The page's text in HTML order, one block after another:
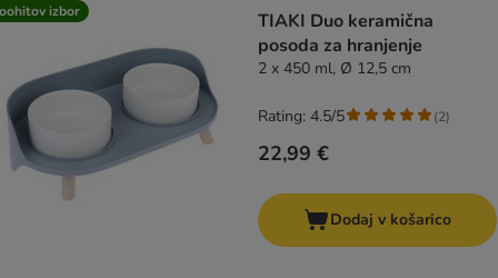
izbor
TIAKI Duo keramična
posoda za hranjenje
2 x 450 ml, Ø 12,5 cm
22,99 €
Rating: 4.5/5 (2)
Dodaj v košarico